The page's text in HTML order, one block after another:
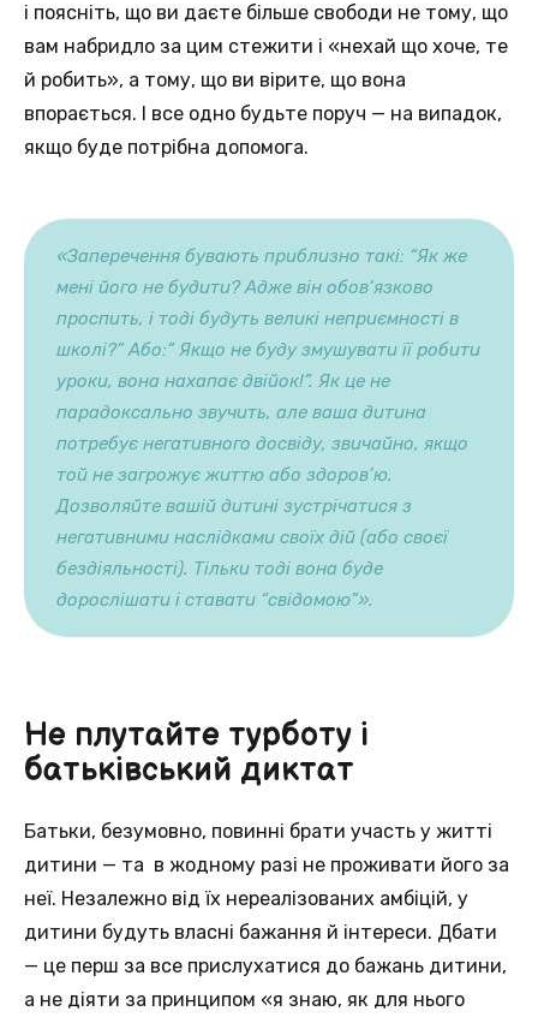
і поясніть, що ви даєте більше свободи не тому, що
вам набридло за цим стежити і «нехай що хоче, те
й робить», а тому, що ви вірите, що вона
впорається. І все одно будьте поруч — на випадок,
якщо буде потрібна допомога.
«Заперечення бувають приблизно такі: “Як же
мені його не будити? Адже він обов’язково
проспить, і тоді будуть великі неприємності в
школі?” Або:” Якщо не буду змушувати її робити
уроки, вона нахапає двійок!”. Як це не
парадоксально звучить, але ваша дитина
потребує негативного досвіду, звичайно, якщо
той не загрожує життю або здоров’ю.
Дозволяйте вашій дитині зустрічатися з
негативними наслідками своїх дій (або своєї
бездіяльності). Тільки тоді вона буде
дорослішати і ставати “свідомою”».
Не плутайте турботу і
батьківський диктат
Батьки, безумовно, повинні брати участь у житті
дитини — та в жодному разі не проживати його за
неї. Незалежно від їх нереалізованих амбіцій, у
дитини будуть власні бажання й інтереси. Дбати
— це перш за все прислухатися до бажань дитини,
а не діяти за принципом «я знаю, як для нього